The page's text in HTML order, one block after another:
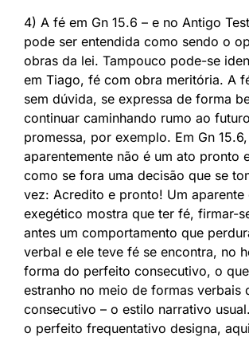
4) A fé em Gn 15.6 – e no Antigo
pode ser entendida como sendo o
obras da lei. Tampouco pode-se
em Tiago, fé com obra meritória. A
sem dúvida, se expressa de forma
continuar caminhando rumo ao
promessa, por exemplo. Em Gn
aparentemente não é um ato pronto
como se fora uma decisão que se
vez: Acredito e pronto! Um aparente
exegético mostra que ter fé, firmar-
antes um comportamento que
verbal e ele teve fé se encontra, no
forma do perfeito consecutivo, o
estranho no meio de formas verbais
consecutivo – o estilo narrativo
o perfeito frequentativo designa,